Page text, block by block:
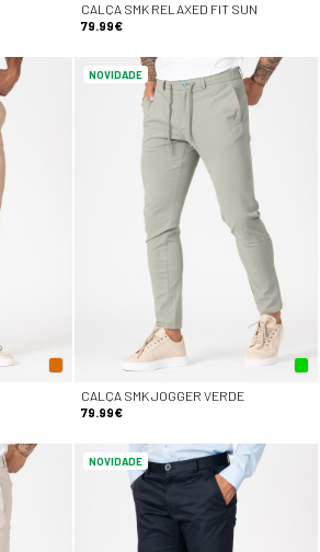
CALÇA SMK RELAXED FIT SUN
79.99€
NOVIDADE
CALÇA SMK JOGGER VERDE
79.99€
NOVIDADE